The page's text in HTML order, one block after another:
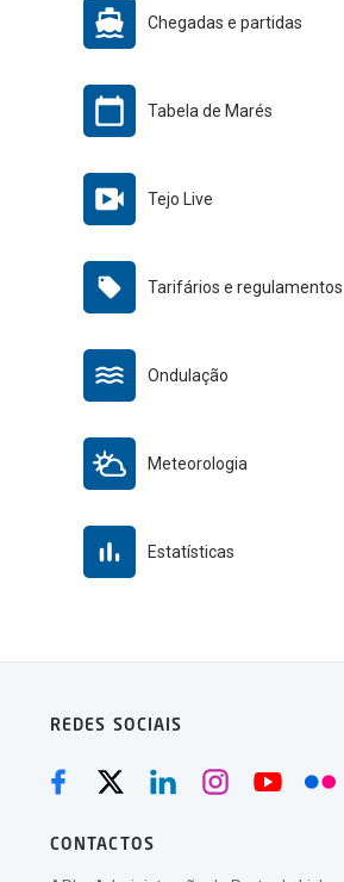
Chegadas e partidas
Tabela de Marés
Tejo Live
Tarifários e regulamentos
Ondulação
Meteorologia
Estatísticas
REDES SOCIAIS
CONTACTOS